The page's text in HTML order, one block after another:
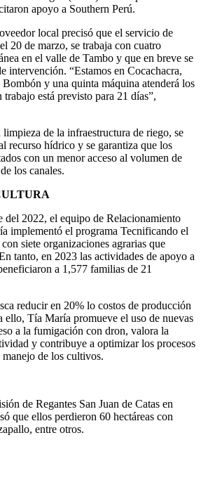
apoyo a Southern Perú.
local precisó que el servicio de
20 de marzo, se trabaja con cuatro
en el valle de Tambo y que en breve se
intervención. “Estamos en Cocachacra,
y una quinta máquina atenderá los
está previsto para 21 días”,
de la infraestructura de riego, se
recurso hídrico y se garantiza que los
con un menor acceso al volumen de
los canales.
del 2022, el equipo de Relacionamiento
implementó el programa Tecnificando el
siete organizaciones agrarias que
tanto, en 2023 las actividades de apoyo a
a 1,577 familias de 21
reducir en 20% lo costos de producción
ello, Tía María promueve el uso de nuevas
a la fumigación con dron, valora la
y contribuye a optimizar los procesos
manejo de los cultivos.
de Regantes San Juan de Catas en
que ellos perdieron 60 hectáreas con
entre otros.